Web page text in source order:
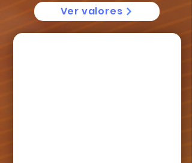
Ver valores